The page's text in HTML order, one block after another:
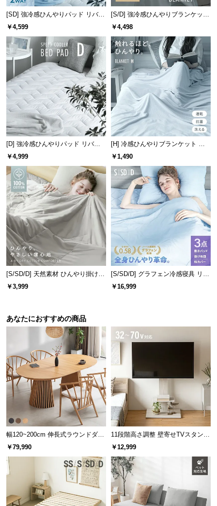
ロ
グ
企
情
報
o.,
[SD] 強冷感ひんやりパッド リバー
シブル プレミアム 速乾 抗菌 洗え
￥4,599
[S/D] 強冷感ひんやりブランケット
リバーシブル プレミアム 速乾 抗
￥4,498
[D] 強冷感ひんやりパッド リバー
シブル プレミアム 速乾 抗菌 洗え
￥4,999
[H] 冷感ひんやりブランケット リ
￥1,490
[S/SD/D] 天然素材 ひんやり掛け布
団 綿100% リバーシブル 洗える
￥3,999
[S/SD/D] グラフェン冷感寝具 リバ
ーシブル 3点セット 速乾 抗菌 洗え
￥16,999
あなたにおすすめの商品
幅120~200cm 伸長式ラウンドダイ
ニングテーブル 6人掛け 天然木突
板 美しい格子デザイン
￥79,990
11段階高さ調整 壁寄せTVスタンド
キャスター付き 上下左右角度調節
￥12,999